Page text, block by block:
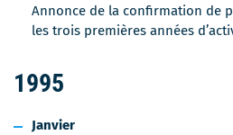
Annonce de la confirmation de
les trois premières années
1995
Janvier